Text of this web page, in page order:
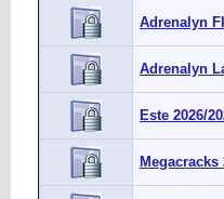
Adrenalyn
Adrenalyn
Este 2026/
Megacracks